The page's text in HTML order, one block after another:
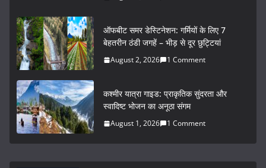
o
k
ऑफबीट समर डेस्टिनेशन: गर्मियों के लिए 7
बेहतरीन ठंडी जगहें – भीड़ से दूर छुट्टियां
August 2, 2026 1 Comment
कश्मीर यात्रा गाइड: प्राकृतिक सुंदरता और
स्वादिष्ट भोजन का अनूठा संगम
August 1, 2026 1 Comment